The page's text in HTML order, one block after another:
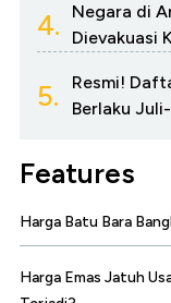
4.
Negara di
Dievakuasi
5.
Resmi!
Berlaku
Features
Harga Batu Bara
Harga Emas Jatuh